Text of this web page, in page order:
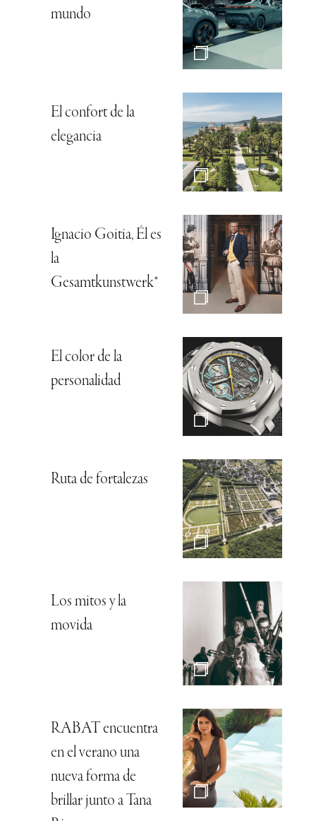
mundo
El confort de la
elegancia
Ignacio Goitia, Él es
la
Gesamtkunstwerk*
El color de la
personalidad
Ruta de fortalezas
Los mitos y la
movida
RABAT encuentra
en el verano una
nueva forma de
brillar junto a Tana